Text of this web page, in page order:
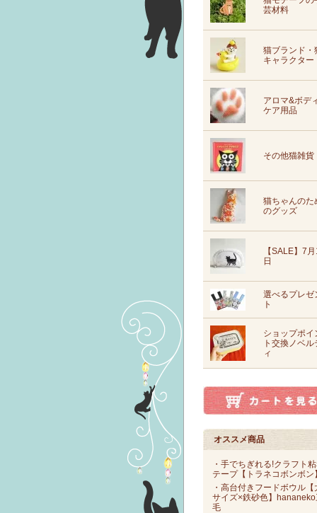
芸材料
猫ブランド・
キャラクター
アロマ&ボデ
ケア用品
その他猫雑貨
猫ちゃんのた
のグッズ
【SALE】7月
日
選べるプレゼ
ト
ショップポイ
ト交換ノベル
ィ
オススメ商品
・手でちぎれる!クラフト
テープ【トラネコボンボン】
・高台付きフードボウル【
サイズ×鉄砂色】hananeko
毛